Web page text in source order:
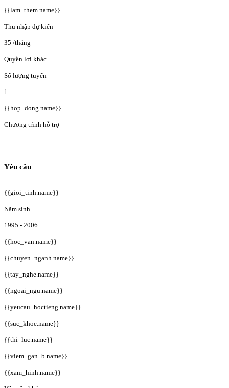
{{lam_them.name}}
Thu nhập dự kiến
35 /tháng
Quyền lợi khác
Số lượng tuyển
1
{{hop_dong.name}}
Chương trình hỗ trợ
Yêu cầu
{{gioi_tinh.name}}
Năm sinh
1995 - 2006
{{hoc_van.name}}
{{chuyen_nganh.name}}
{{tay_nghe.name}}
{{ngoai_ngu.name}}
{{yeucau_hoctieng.name}}
{{suc_khoe.name}}
{{thi_luc.name}}
{{viem_gan_b.name}}
{{xam_hinh.name}}